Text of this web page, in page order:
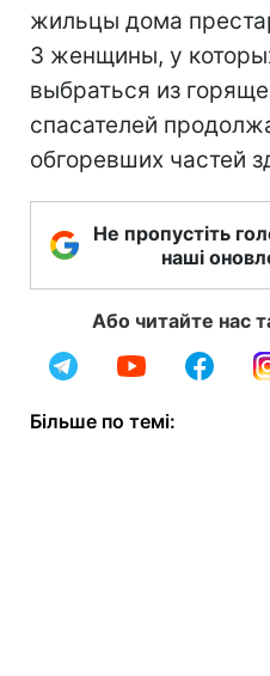
жильцы дома
3 женщины, у
выбраться из
спасателей
обгоревших частей
Не пропустіть
наші
Або читайте нас
Більше по темі: